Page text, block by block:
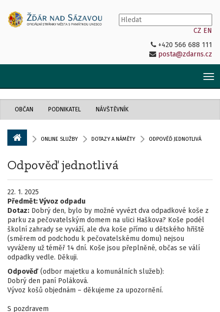
CZ EN
+420 566 688 111
posta@zdarns.cz
OBČAN PODNIKATEL NÁVŠTĚVNÍK
ONLINE SLUŽBY DOTAZY A NÁMĚTY ODPOVĚĎ JEDNOTLIVÁ
Odpověď jednotlivá
22. 1. 2025
Předmět:Vývoz odpadu
Dotaz: Dobrý den, bylo by možné vyvézt dva odpadkové koše z
parku za pečovatelským domem na ulici Haškova? Koše podél
školní zahrady se vyváží, ale dva koše přímo u dětského hřiště
(směrem od podchodu k pečovatelskému domu) nejsou
vyváženy už téměř 14 dní. Koše jsou přeplněné, občas se válí
odpadky vedle. Děkuji.
Odpověď (odbor majetku a komunálních služeb):
Dobrý den paní Poláková.
Vývoz košů objednám – děkujeme za upozornění.
S pozdravem